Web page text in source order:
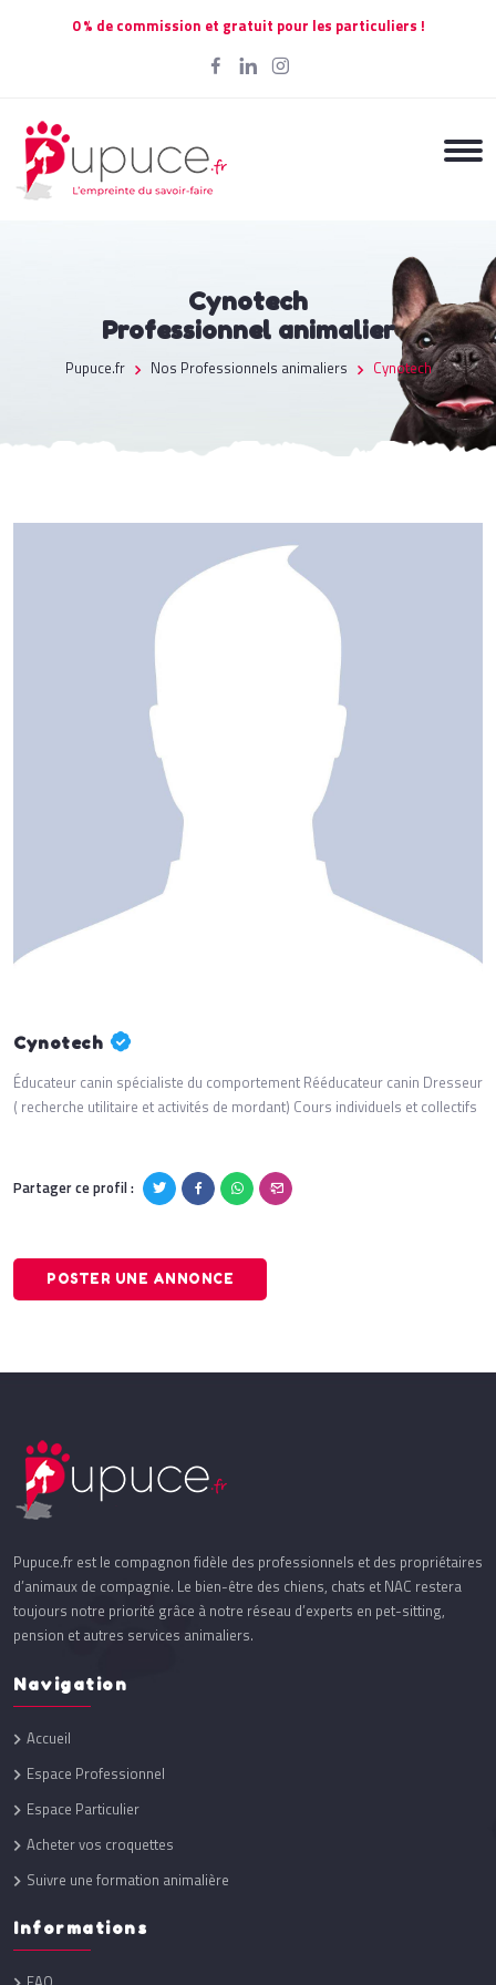
0 % de commission et gratuit pour les particuliers !
Cynotech
Professionnel animalier
Pupuce.fr Nos Professionnels animaliers Cynotech
Cynotech
Éducateur canin spécialiste du comportement Rééducateur canin Dresseur
( recherche utilitaire et activités de mordant) Cours individuels et collectifs
Partager ce profil :
POSTER UNE ANNONCE
Pupuce.fr est le compagnon fidèle des professionnels et des propriétaires
d’animaux de compagnie. Le bien-être des chiens, chats et NAC restera
toujours notre priorité grâce à notre réseau d’experts en pet-sitting,
pension et autres services animaliers.
Navigation
Accueil
Espace Professionnel
Espace Particulier
Acheter vos croquettes
Suivre une formation animalière
Informations